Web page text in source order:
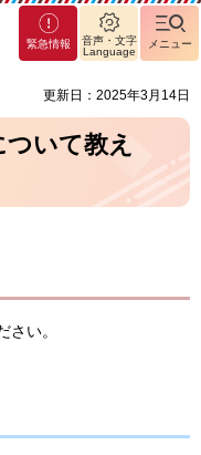
緊急情報
音声・文字
Language
メニュー
更新日：2025年3月14日
いて教え
い。